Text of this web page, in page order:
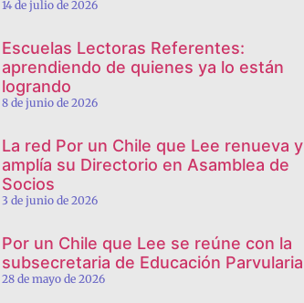
14 de julio de 2026
Escuelas Lectoras Referentes:
aprendiendo de quienes ya lo están
logrando
8 de junio de 2026
La red Por un Chile que Lee renueva y
amplía su Directorio en Asamblea de
Socios
3 de junio de 2026
Por un Chile que Lee se reúne con la
subsecretaria de Educación Parvularia
28 de mayo de 2026